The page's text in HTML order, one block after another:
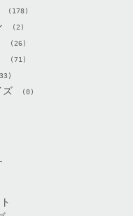
(178)
(2)
(26)
(71)
ズ (0)